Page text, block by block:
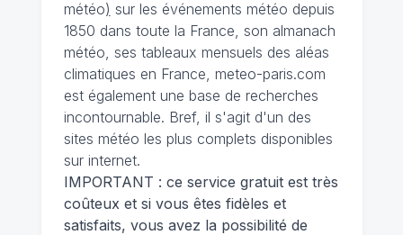
météo) sur les événements météo depuis
1850 dans toute la France, son almanach
météo, ses tableaux mensuels des aléas
climatiques en France, meteo-paris.com
est également une base de recherches
incontournable. Bref, il s'agit d'un des
sites météo les plus complets disponibles
sur internet.
IMPORTANT : ce service gratuit est très
coûteux et si vous êtes fidèles et
satisfaits, vous avez la possibilité de